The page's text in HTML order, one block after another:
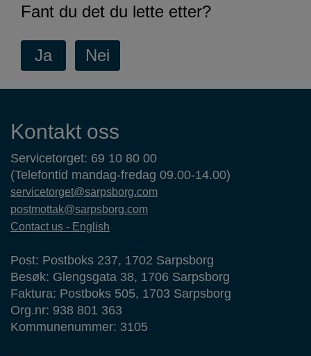
Fant du det du lette etter?
Kontaktinformasjon
Kontakt oss
Servicetorget: 69 10 80 00
(Telefontid mandag-fredag 09.00-14.00)
servicetorget@sarpsborg.com
postmottak@sarpsborg.com
Contact us - English
Post: Postboks 237, 1702 Sarpsborg
Besøk: Glengsgata 38, 1706 Sarpsborg
Faktura: Postboks 505, 1703 Sarpsborg
Org.nr: 938 801 363
Kommunenummer: 3105